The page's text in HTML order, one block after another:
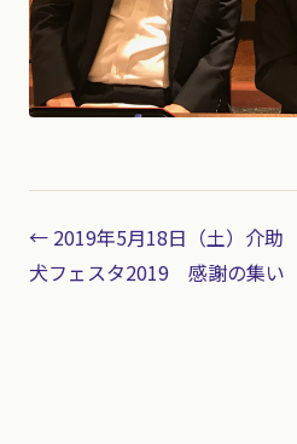
← 2019年5月18日（土）介助
犬フェスタ2019 感謝の集い